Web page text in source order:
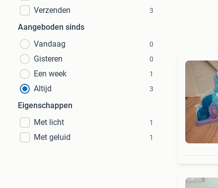
Verzenden 3
Aangeboden sinds
Vandaag
0
Gisteren 0
Een week 1
Altijd 3
Eigenschappen
Met licht
1
Met geluid 1